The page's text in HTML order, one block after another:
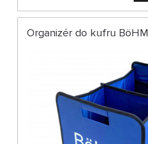
Organizér do kufru BöHM